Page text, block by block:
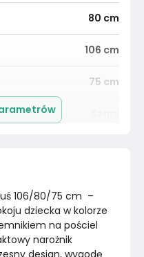
80 cm
106 cm
75 cm
80x180 cm
Płyta wiórowa i drewno
106/80/75 cm  –
dziecka w kolorze
na pościel
narożnik
design, wygodę